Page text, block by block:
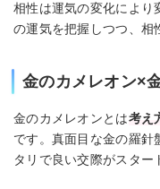
相性は運気の変化により
の運気を把握しつつ、相
金のカメレオン×
金のカメレオンとは考え
です。真面目な金の羅針
タリで良い交際がスター